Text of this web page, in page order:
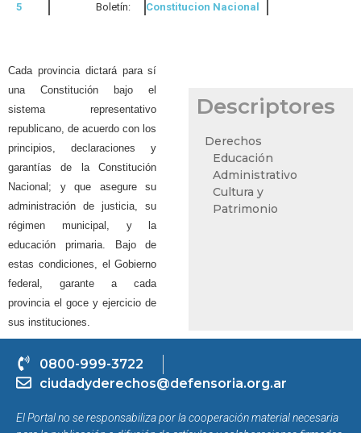
5
Boletín:
Constitucion Nacional
Cada provincia dictará para sí
una Constitución bajo el
sistema representativo
republicano, de acuerdo con los
principios, declaraciones y
garantías de la Constitución
Nacional; y que asegure su
administración de justicia, su
régimen municipal, y la
educación primaria. Bajo de
estas condiciones, el Gobierno
federal, garante a cada
provincia el goce y ejercicio de
sus instituciones.
Descriptores
Derechos
Educación
Administrativo
Cultura y
Patrimonio
0800-999-3722
ciudadyderechos@defensoria.org.ar
El Portal no se responsabiliza por la cooperación material necesaria